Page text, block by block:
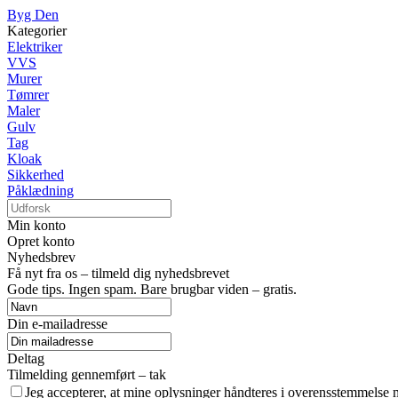
Byg Den
Kategorier
Elektriker
VVS
Murer
Tømrer
Maler
Gulv
Tag
Kloak
Sikkerhed
Påklædning
Min konto
Opret konto
Nyhedsbrev
Få nyt fra os – tilmeld dig nyhedsbrevet
Gode tips. Ingen spam. Bare brugbar viden – gratis.
Din e-mailadresse
Deltag
Tilmelding gennemført – tak
Jeg accepterer, at mine oplysninger håndteres i overensstemmelse